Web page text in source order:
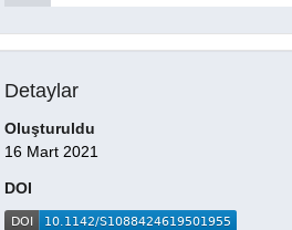
Detaylar
Oluşturuldu
16 Mart 2021
DOI